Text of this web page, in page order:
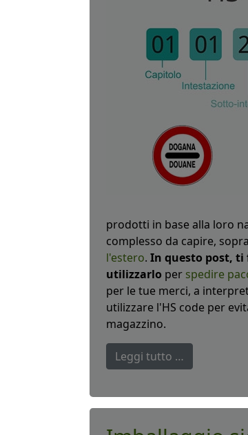
prodotti in base alla loro
complesso da capire,
l'estero. In questo post, ti
utilizzarlo per spedire
per le tue merci, a
utilizzare l'HS code per
magazzino.
Leggi tutto …